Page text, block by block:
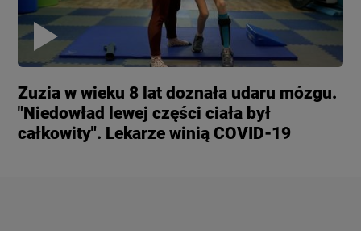
Zuzia w wieku 8 lat doznała udaru mózgu.
"Niedowład lewej części ciała był
całkowity". Lekarze winią COVID-19